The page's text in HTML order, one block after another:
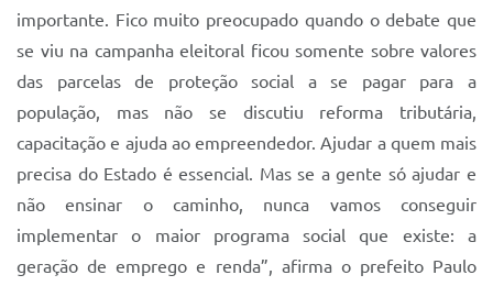
Sistema Colab
importante. Fico muito preocupado quando o debate que
se viu na campanha eleitoral ficou somente sobre valores
das parcelas de proteção social a se pagar para a
população, mas não se discutiu reforma tributária,
capacitação e ajuda ao empreendedor. Ajudar a quem mais
precisa do Estado é essencial. Mas se a gente só ajudar e
não ensinar o caminho, nunca vamos conseguir
implementar o maior programa social que existe: a
geração de emprego e renda”, afirma o prefeito Paulo